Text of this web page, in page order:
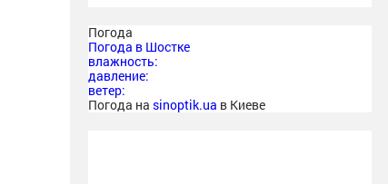
Погода
Погода в Шостке
влажность:
давление:
ветер:
Погода на sinoptik.ua в Киеве